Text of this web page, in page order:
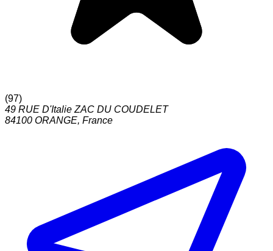
(97)
49 RUE D'Italie ZAC DU COUDELET
84100 ORANGE, France